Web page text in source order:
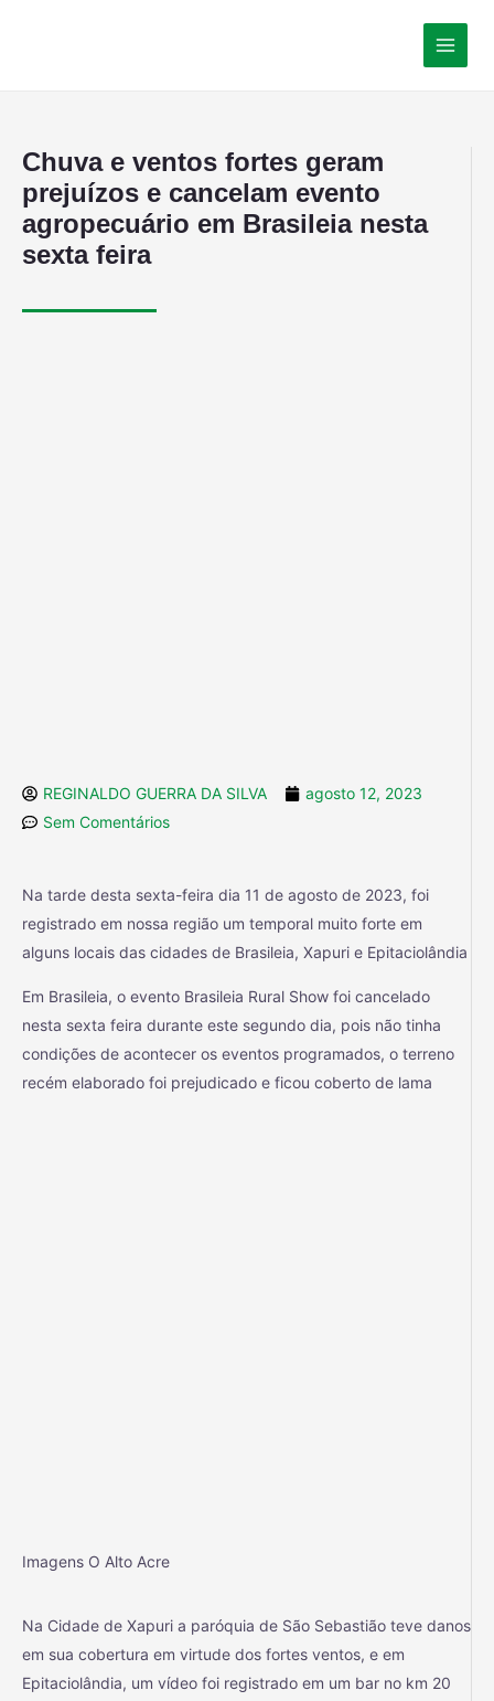
Chuva e ventos fortes geram
prejuízos e cancelam evento
agropecuário em Brasileia nesta
sexta feira
REGINALDO GUERRA DA SILVA
agosto 12, 2023
Sem Comentários
Na tarde desta sexta-feira dia 11 de agosto de 2023, foi
registrado em nossa região um temporal muito forte em
alguns locais das cidades de Brasileia, Xapuri e Epitaciolândia
Em Brasileia, o evento Brasileia Rural Show foi cancelado
nesta sexta feira durante este segundo dia, pois não tinha
condições de acontecer os eventos programados, o terreno
recém elaborado foi prejudicado e ficou coberto de lama
Imagens O Alto Acre
Na Cidade de Xapuri a paróquia de São Sebastião teve danos
em sua cobertura em virtude dos fortes ventos, e em
Epitaciolândia, um vídeo foi registrado em um bar no km 20